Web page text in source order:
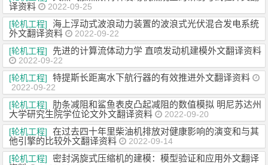
译资料
2022-09-25
[轮机工程]
海上浮动式波浪动力装置的波浪式光伏混合发电系统
外文翻译资料
2022-09-22
[轮机工程]
先进的计算流体动力学 直喷发动机建模外文翻译资料
2022-09-22
[轮机工程]
特提斯长距离水下航行器的有效推进外文翻译资料
2022-09-22
[轮机工程]
肋条减阻和鲨鱼表皮凸起减阻的数值模拟 明尼苏达州
大学研究生院学位论文外文翻译资料
2022-09-20
[轮机工程]
在过去四十年里柴油机排放对健康影响的演变和与其
他引擎的比较外文翻译资料
2022-09-14
[轮机工程]
密封涡旋式压缩机的建模：模型验证和应用外文翻译